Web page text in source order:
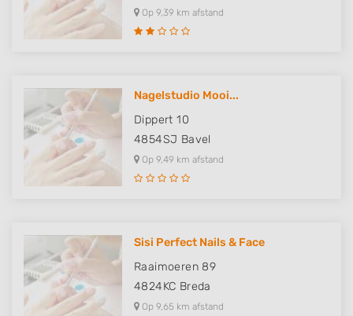
Op 9,39 km afstand
Nagelstudio Mooi...
Dippert 10
4854SJ Bavel
Op 9,49 km afstand
Sisi Perfect Nails & Face
Raaimoeren 89
4824KC Breda
Op 9,65 km afstand